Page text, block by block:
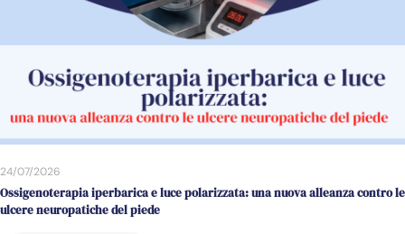
24/07/2026
Ossigenoterapia iperbarica e luce polarizzata: una nuova alleanza contro le
ulcere neuropatiche del piede